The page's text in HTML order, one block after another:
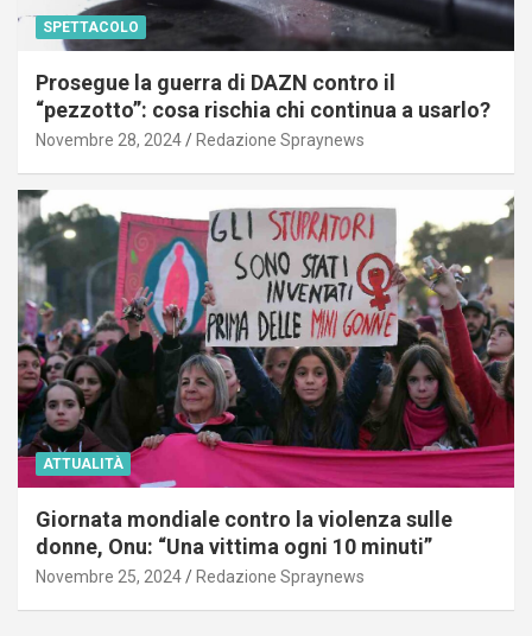
SPETTACOLO
Prosegue la guerra di DAZN contro il
“pezzotto”: cosa rischia chi continua a usarlo?
Novembre 28, 2024 Redazione Spraynews
ATTUALITÀ
Giornata mondiale contro la violenza sulle
donne, Onu: “Una vittima ogni 10 minuti”
Novembre 25, 2024 Redazione Spraynews